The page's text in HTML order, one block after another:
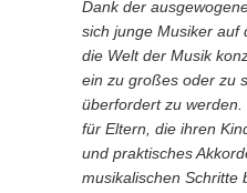
Dank der
sich junge Musiker auf
die Welt der Musik
ein zu großes oder zu
überfordert zu
für Eltern, die ihren
und praktisches
musikalischen Schritte